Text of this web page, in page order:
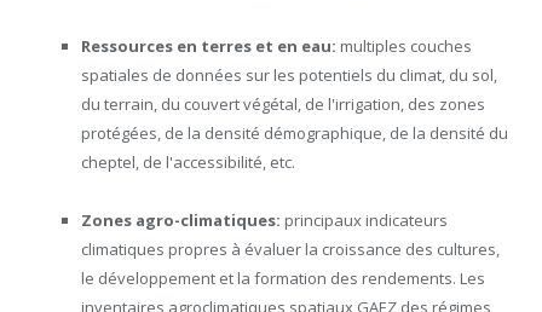
Ressources en terres et en eau: multiples couches
spatiales de données sur les potentiels du climat, du sol,
du terrain, du couvert végétal, de l'irrigation, des zones
protégées, de la densité démographique, de la densité du
cheptel, de l'accessibilité, etc.
Zones agro-climatiques: principaux indicateurs
climatiques propres à évaluer la croissance des cultures,
le développement et la formation des rendements. Les
inventaires agroclimatiques spatiaux GAEZ des régimes